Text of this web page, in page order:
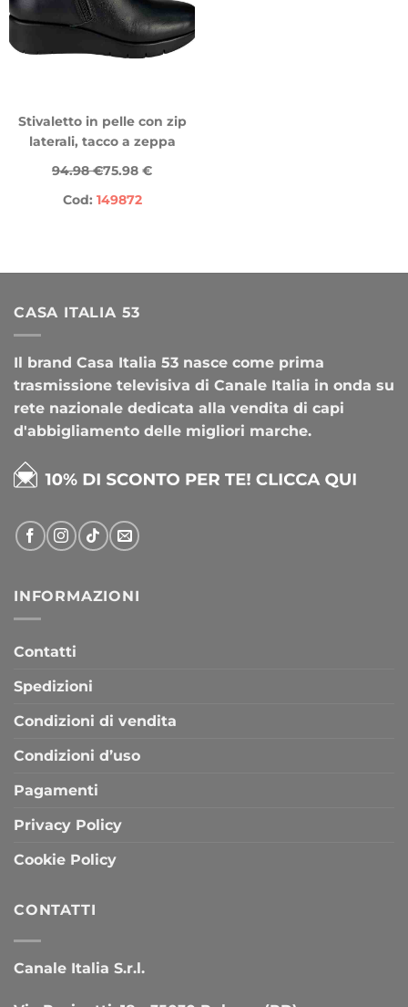
Stivaletto in pelle con zip
laterali, tacco a zeppa
94.98 €75.98 €
Cod: 149872
CASA ITALIA 53
Il brand Casa Italia 53 nasce come prima
trasmissione televisiva di Canale Italia in onda su
rete nazionale dedicata alla vendita di capi
d'abbigliamento delle migliori marche.
INFORMAZIONI
Contatti
Spedizioni
Condizioni di vendita
Condizioni d’uso
Pagamenti
Privacy Policy
Cookie Policy
CONTATTI
Canale Italia S.r.l.